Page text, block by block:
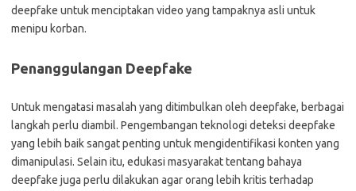
deepfake untuk menciptakan video yang tampaknya asli untuk
menipu korban.
Penanggulangan Deepfake
Untuk mengatasi masalah yang ditimbulkan oleh deepfake, berbagai
langkah perlu diambil. Pengembangan teknologi deteksi deepfake
yang lebih baik sangat penting untuk mengidentifikasi konten yang
dimanipulasi. Selain itu, edukasi masyarakat tentang bahaya
deepfake juga perlu dilakukan agar orang lebih kritis terhadap